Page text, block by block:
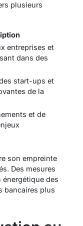
plusieurs
entreprises et
dans des
start-ups et
de la
et de
son empreinte
Des mesures
des
bancaires plus